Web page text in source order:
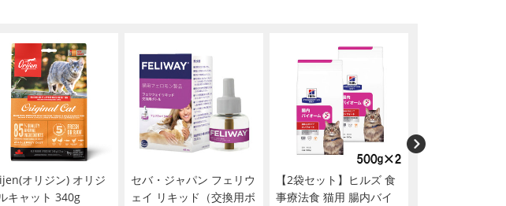
オリジン) オリジ
キャット 340g
セバ・ジャパン フェリウ
ェイ リキッド（交換用ボ
【2袋セット】ヒルズ 食
事療法食 猫用 腸内バイ